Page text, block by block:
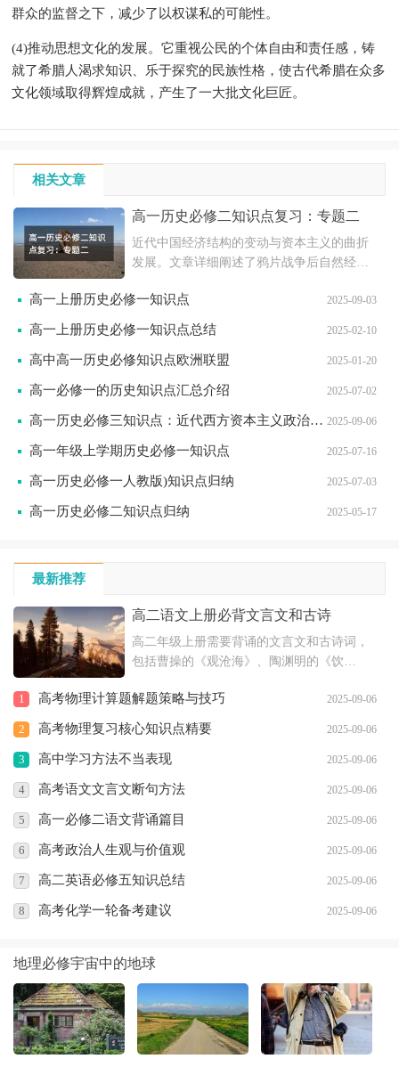
群众的监督之下，减少了以权谋私的可能性。
(4)推动思想文化的发展。它重视公民的个体自由和责任感，铸
就了希腊人渴求知识、乐于探究的民族性格，使古代希腊在众多
文化领域取得辉煌成就，产生了一大批文化巨匠。
相关文章
高一历史必修二知识点复习：专题二
近代中国经济结构的变动与资本主义的曲折
发展。文章详细阐述了鸦片战争后自然经济
响，以及中国资本主义产生的历史背景。自
然经济的解体为中国民族资本主义的发展提
供了市场和劳动力，洋务派创办近代工业则
促进了民族工业的兴起。
2025-09-03
高一上册历史必修一知识点
2025-02-10
高一上册历史必修一知识点总结
2025-01-20
高中高一历史必修知识点欧洲联盟
2025-07-02
高一必修一的历史知识点汇总介绍
2025-09-06
高一历史必修三知识点：近代西方资本主义政治制度的确立与发展
2025-07-16
高一年级上学期历史必修一知识点
2025-07-03
高一历史必修一人教版)知识点归纳
2025-05-17
高一历史必修二知识点归纳
最新推荐
高二语文上册必背文言文和古诗
高二年级上册需要背诵的文言文和古诗词，
包括曹操的《观沧海》、陶渊明的《饮
作品。这些诗文具有深厚的文化底蕴，体现
了古代文学的魅力，对于提高学生的文学素
养和语文水平具有重要意义。
1 2025-09-06
高考物理计算题解题策略与技巧
2 2025-09-06
高考物理复习核心知识点精要
3 2025-09-06
高中学习方法不当表现
4 2025-09-06
高考语文文言文断句方法
5 2025-09-06
高一必修二语文背诵篇目
6 2025-09-06
高考政治人生观与价值观
7 2025-09-06
高二英语必修五知识总结
8 2025-09-06
高考化学一轮备考建议
地理必修宇宙中的地球